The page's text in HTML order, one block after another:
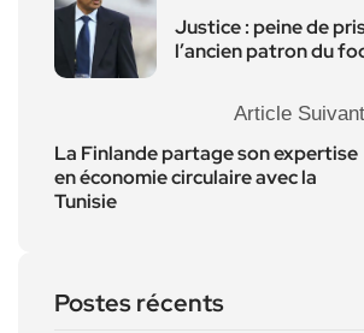
Justice : peine de
l’ancien patron du
Article Suivant
La Finlande partage son expertise
en économie circulaire avec la
Tunisie
Postes récents